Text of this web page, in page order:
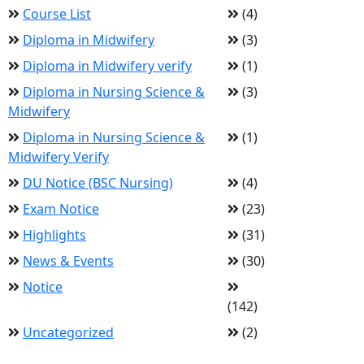
Course List
(4)
Diploma in Midwifery
(3)
Diploma in Midwifery verify
(1)
Diploma in Nursing Science &
Midwifery
(3)
Diploma in Nursing Science &
Midwifery Verify
(1)
DU Notice (BSC Nursing)
(4)
Exam Notice
(23)
Highlights
(31)
News & Events
(30)
Notice
(142)
Uncategorized
(2)